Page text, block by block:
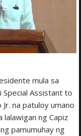
mula sa
Special Assistant to
na patuloy umano
ng Capiz
pamumuhay ng